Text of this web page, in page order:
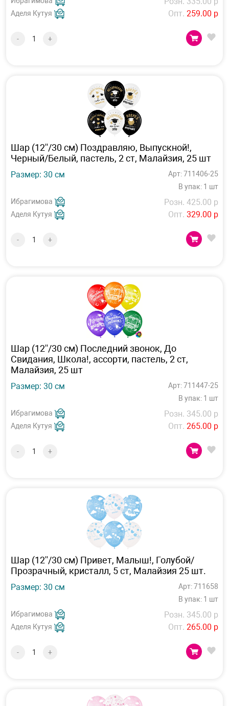
Аделя Кутуя
Опт. 259.00 р
- +
Шар (12''/30 см) Поздравляю, Выпускной!,
Черный/Белый, пастель, 2 ст, Малайзия, 25 шт
Размер: 30 см
Арт: 711406-25
В упак: 1 шт
Ибрагимова
Аделя Кутуя
Розн. 425.00 р
Опт. 329.00 р
- +
Шар (12''/30 см) Последний звонок, До
Свидания, Школа!, ассорти, пастель, 2 ст,
Малайзия, 25 шт
Размер: 30 см
Арт: 711447-25
В упак: 1 шт
Ибрагимова
Аделя Кутуя
Розн. 345.00 р
Опт. 265.00 р
- +
Шар (12''/30 см) Привет, Малыш!, Голубой/
Прозрачный, кристалл, 5 ст, Малайзия 25 шт.
Размер: 30 см
Арт: 711658
В упак: 1 шт
Ибрагимова
Аделя Кутуя
Розн. 345.00 р
Опт. 265.00 р
- +